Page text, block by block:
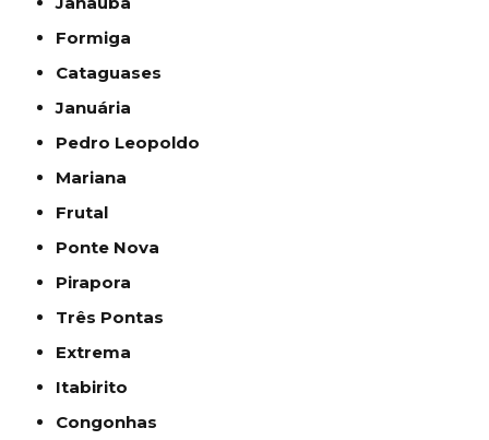
Formiga
Cataguases
Januária
Pedro Leopoldo
Mariana
Frutal
Ponte Nova
Pirapora
Três Pontas
Extrema
Itabirito
Congonhas